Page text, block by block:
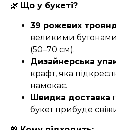
🌿 Що у букеті?
39 рожевих
великими
(50–70 см).
Дизайнерська
крафт, яка
намокає.
Швидка доставка
букет прибуде